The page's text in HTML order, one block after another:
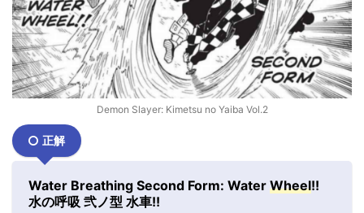
Demon Slayer: Kimetsu no Yaiba Vol.2
正解
Water Breathing Second Form: Water Wheel!!
水の呼吸 弐ノ型 水車!!